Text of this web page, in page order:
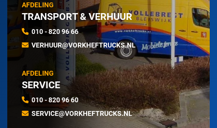
AFDELING
TRANSPORT & VERHUUR
010 - 820 96 66
VERHUUR@VORKHEFTRUCKS.NL
AFDELING
SERVICE
010 - 820 96 60
SERVICE@VORKHEFTRUCKS.NL